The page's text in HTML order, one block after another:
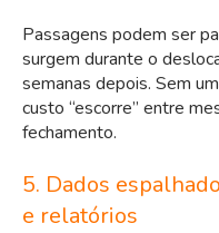
Passagens podem ser
surgem durante o
semanas depois. Sem
custo “escorre” entre
fechamento.
5. Dados
e relatórios